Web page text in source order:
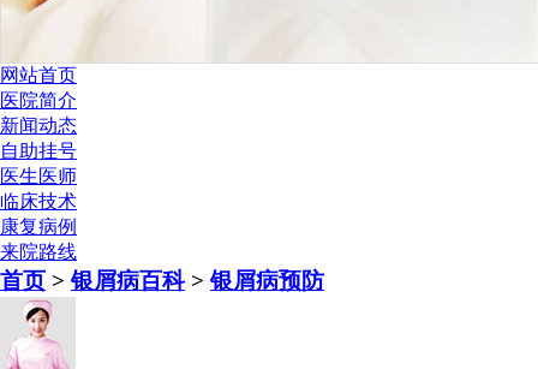
网站首页
医院简介
新闻动态
自助挂号
医生医师
临床技术
康复病例
来院路线
首页 >银屑病百科>银屑病预防